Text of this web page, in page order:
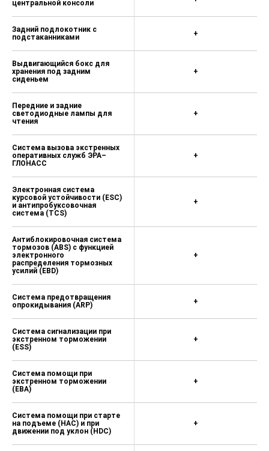
Система мониторинга давления в
шинах (TPMS)
Бесключевой доступ
Датчик дождя
центральной консоли
Задний подлокотник с
подстаканниками
Выдвигающийся бокс для
хранения под задним
сиденьем
Передние и задние
светодиодные лампы для
чтения
Система вызова экстренных
оперативных служб ЭРА–
ГЛОНАСС
Электронная система
курсовой устойчивости (ESС)
и антипробуксовочная
система (TCS)
Антиблокировочная система
тормозов (ABS) с функцией
электронного
распределения тормозных
усилий (EBD)
Система предотвращения
опрокидывания (ARP)
Система сигнализации при
экстренном торможении
(ESS)
Система помощи при
экстренном торможении
(EBA)
Система помощи при старте
на подъеме (HАC) и при
движении под уклон (HDC)
+
+
+
+
+
+
+
+
+
+